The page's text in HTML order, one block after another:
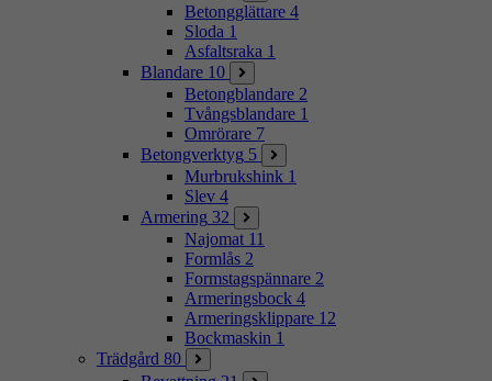
Betongglättare 4
Sloda 1
Asfaltsraka 1
Blandare 10
Betongblandare 2
Tvångsblandare 1
Omrörare 7
Betongverktyg 5
Murbrukshink 1
Slev 4
Armering 32
Najomat 11
Formlås 2
Formstagspännare 2
Armeringsbock 4
Armeringsklippare 12
Bockmaskin 1
Trädgård 80